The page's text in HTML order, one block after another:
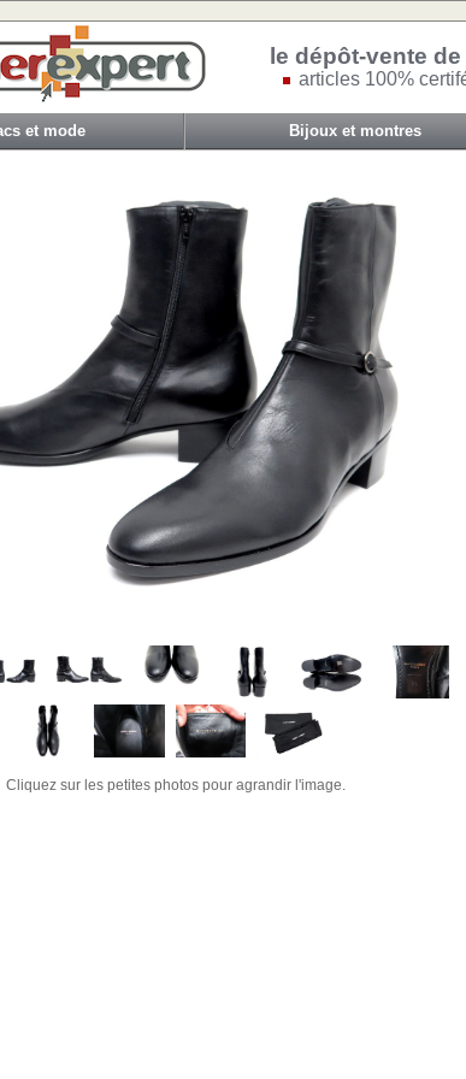
le dépôt-vente
articles 100%
et mode Bijoux et montres
Cliquez sur les petites photos pour agrandir l'image.